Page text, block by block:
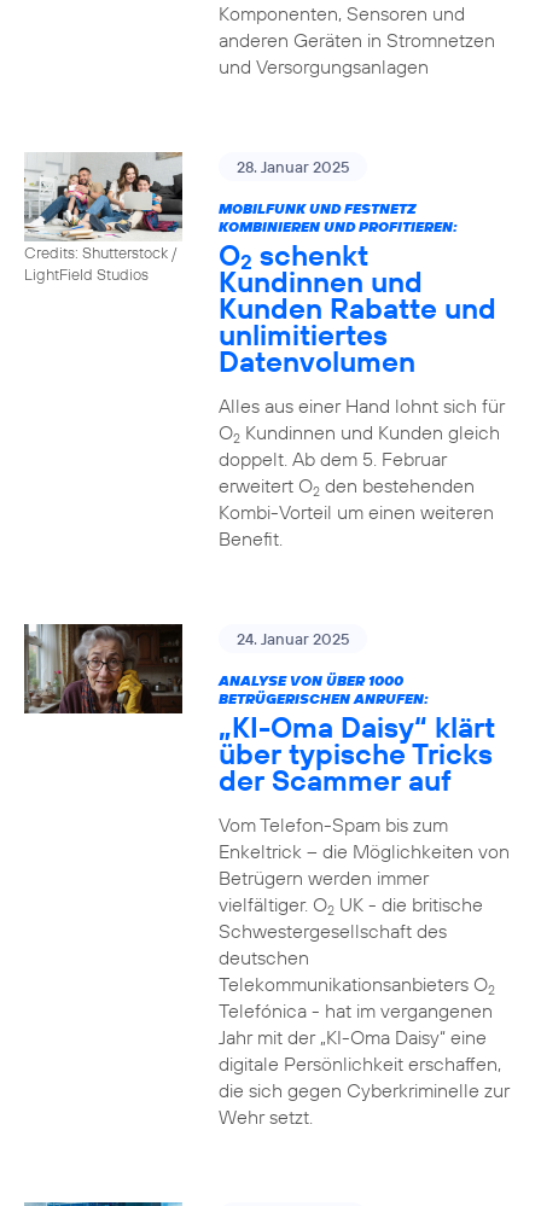
Komponenten, Sensoren und
anderen Geräten in Stromnetzen
und Versorgungsanlagen
Credits: Shutterstock /
LightField Studios
28. Januar 2025
MOBILFUNK UND FESTNETZ
KOMBINIEREN UND PROFITIEREN:
O2 schenkt
Kundinnen und
Kunden Rabatte und
unlimitiertes
Datenvolumen
Alles aus einer Hand lohnt sich für
O2Kundinnen und Kunden gleich
doppelt. Ab dem 5. Februar
erweitert O2den bestehenden
Kombi-Vorteil um einen weiteren
Benefit.
24. Januar 2025
ANALYSE VON ÜBER 1000
BETRÜGERISCHEN ANRUFEN:
„KI-Oma Daisy“ klärt
über typische Tricks
der Scammer auf
Vom Telefon-Spam bis zum
Enkeltrick – die Möglichkeiten von
Betrügern werden immer
vielfältiger. O2UK - die britische
Schwestergesellschaft des
deutschen
Telekommunikationsanbieters O2
Telefónica - hat im vergangenen
Jahr mit der „KI-Oma Daisy“ eine
digitale Persönlichkeit erschaffen,
die sich gegen Cyberkriminelle zur
Wehr setzt.